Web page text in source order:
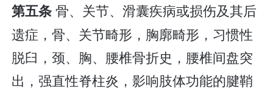
第五条骨、关节、滑囊疾病或损伤及其后
遗症，骨、关节畸形，胸廓畸形，习惯性
脱臼，颈、胸、腰椎骨折史，腰椎间盘突
出，强直性脊柱炎，影响肢体功能的腱鞘